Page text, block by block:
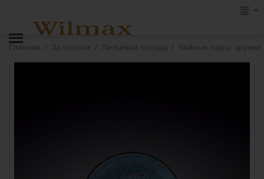
Главная За столом Питьевая посуда Чайные пары,